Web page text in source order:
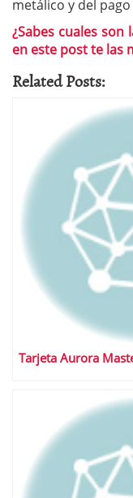
metálico y del
¿Sabes cuales
en este post te las
Related Posts:
Tarjeta Aurora